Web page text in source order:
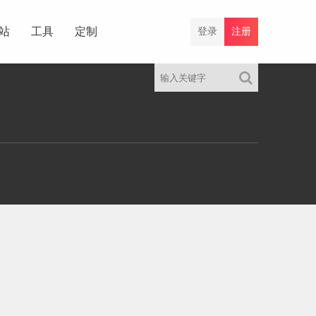
工具 定制 注册
登录